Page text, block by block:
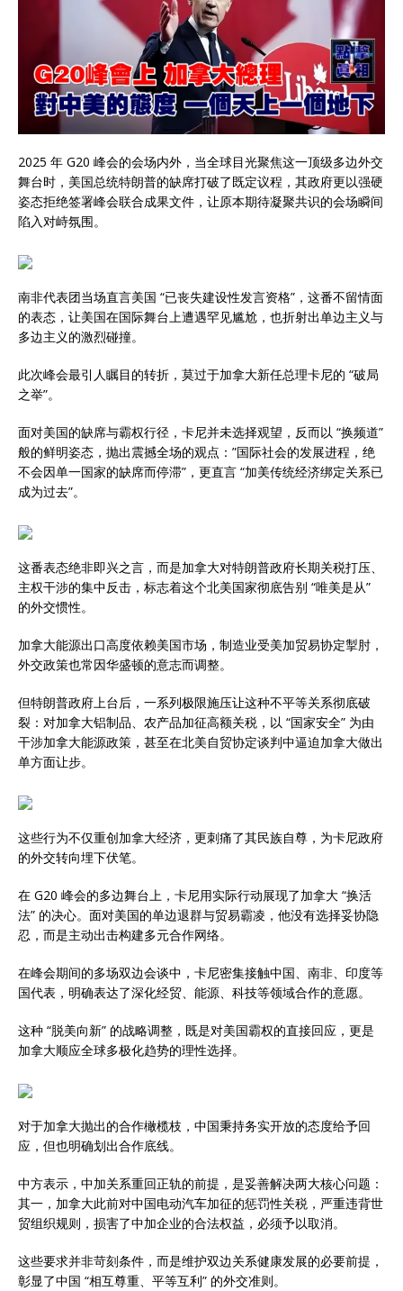
2025 年 G20 峰会的会场内外，当全球目光聚焦这一顶级多边外交
舞台时，美国总统特朗普的缺席打破了既定议程，其政府更以强硬
姿态拒绝签署峰会联合成果文件，让原本期待凝聚共识的会场瞬间
陷入对峙氛围。
南非代表团当场直言美国 “已丧失建设性发言资格”，这番不留情面
的表态，让美国在国际舞台上遭遇罕见尴尬，也折射出单边主义与
多边主义的激烈碰撞。
此次峰会最引人瞩目的转折，莫过于加拿大新任总理卡尼的 “破局
之举”。
面对美国的缺席与霸权行径，卡尼并未选择观望，反而以 “换频道”
般的鲜明姿态，抛出震撼全场的观点：”国际社会的发展进程，绝
不会因单一国家的缺席而停滞”，更直言 “加美传统经济绑定关系已
成为过去”。
这番表态绝非即兴之言，而是加拿大对特朗普政府长期关税打压、
主权干涉的集中反击，标志着这个北美国家彻底告别 “唯美是从”
的外交惯性。
加拿大能源出口高度依赖美国市场，制造业受美加贸易协定掣肘，
外交政策也常因华盛顿的意志而调整。
但特朗普政府上台后，一系列极限施压让这种不平等关系彻底破
裂：对加拿大铝制品、农产品加征高额关税，以 “国家安全” 为由
干涉加拿大能源政策，甚至在北美自贸协定谈判中逼迫加拿大做出
单方面让步。
这些行为不仅重创加拿大经济，更刺痛了其民族自尊，为卡尼政府
的外交转向埋下伏笔。
在 G20 峰会的多边舞台上，卡尼用实际行动展现了加拿大 “换活
法” 的决心。面对美国的单边退群与贸易霸凌，他没有选择妥协隐
忍，而是主动出击构建多元合作网络。
在峰会期间的多场双边会谈中，卡尼密集接触中国、南非、印度等
国代表，明确表达了深化经贸、能源、科技等领域合作的意愿。
这种 “脱美向新” 的战略调整，既是对美国霸权的直接回应，更是
加拿大顺应全球多极化趋势的理性选择。
对于加拿大抛出的合作橄榄枝，中国秉持务实开放的态度给予回
应，但也明确划出合作底线。
中方表示，中加关系重回正轨的前提，是妥善解决两大核心问题：
其一，加拿大此前对中国电动汽车加征的惩罚性关税，严重违背世
贸组织规则，损害了中加企业的合法权益，必须予以取消。
这些要求并非苛刻条件，而是维护双边关系健康发展的必要前提，
彰显了中国 “相互尊重、平等互利” 的外交准则。